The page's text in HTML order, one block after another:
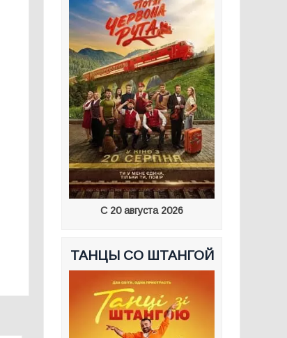
С 20 августа 2026
ТАНЦЫ СО ШТАНГОЙ